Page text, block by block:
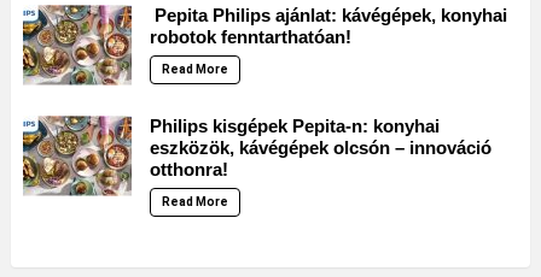
Pepita Philips ajánlat: kávégépek, konyhai
robotok fenntarthatóan!
Read More
Philips kisgépek Pepita-n: konyhai
eszközök, kávégépek olcsón – innováció
otthonra!
Read More